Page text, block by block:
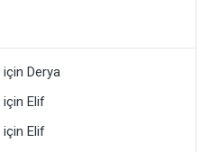
için Derya
için Elif
için Elif